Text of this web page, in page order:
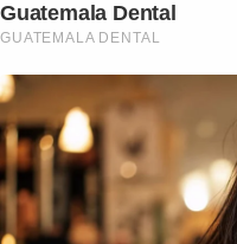
Guatemala Dental
GUATEMALA DENTAL